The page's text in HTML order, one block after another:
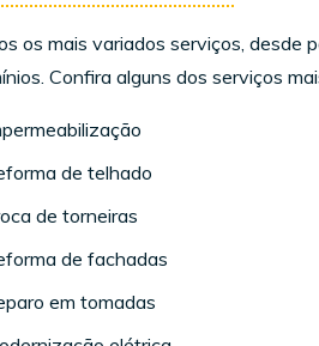
os mais variados serviços, desde
Confira alguns dos serviços
de telhado
de torneiras
de fachadas
em tomadas